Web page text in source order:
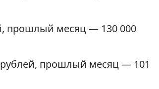
, прошлый месяц — 130 000
, прошлый месяц — 101